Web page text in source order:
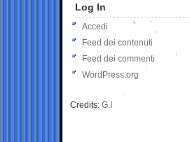
Log In
Accedi
Feed dei contenuti
Feed dei commenti
WordPress.org
Credits: G.I